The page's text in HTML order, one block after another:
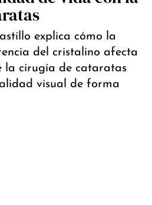
explica cómo la
del cristalino afecta
la cirugía de cataratas
visual de forma